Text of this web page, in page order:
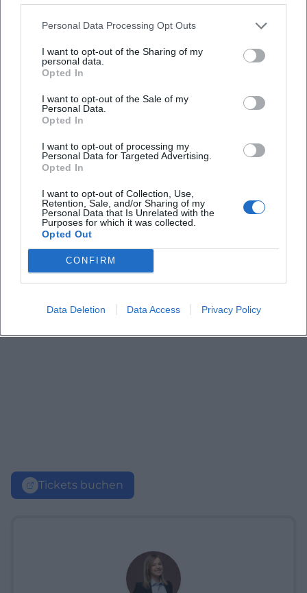
Personal Data Processing Opt Outs
I want to opt-out of the Sharing of my
personal data.
Opted In
I want to opt-out of the Sale of my
Personal Data.
Opted In
I want to opt-out of processing my
Personal Data for Targeted Advertising.
Opted In
I want to opt-out of Collection, Use,
Retention, Sale, and/or Sharing of my
Personal Data that Is Unrelated with the
Purposes for which it was collected.
Opted Out
CONFIRM
Data Deletion Data Access Privacy Policy
Was kostet der Eintritt?
Ist das Event barrierefrei zugänglich?
Findet das Event bei jedem Wetter statt?
Tickets buchen